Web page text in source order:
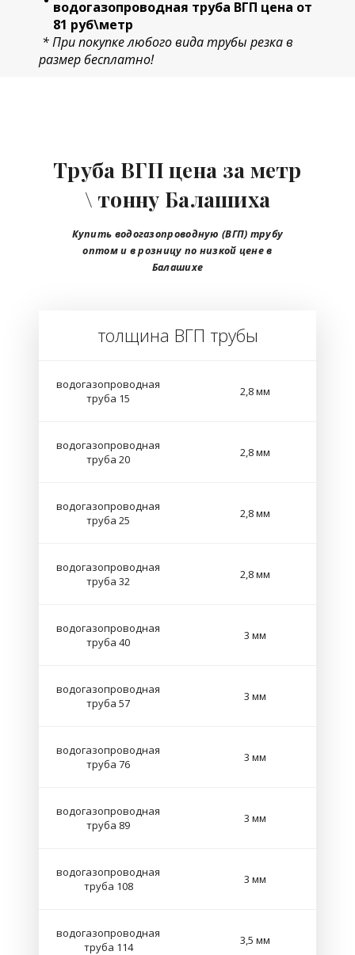
водогазопроводная труба ВГП цена от
81 руб\метр
* При покупке любого вида трубы резка в
размер бесплатно!
Труба ВГП цена за метр
\ тонну Балашиха
Купить водогазопроводную (ВГП) трубу
оптом и в розницу по низкой цене в
Балашихе
толщина ВГП трубы
водогазопроводная
труба 15
2,8 мм
водогазопроводная
труба 20
2,8 мм
водогазопроводная
труба 25
2,8 мм
водогазопроводная
труба 32
2,8 мм
водогазопроводная
труба 40
3 мм
водогазопроводная
труба 57
3 мм
водогазопроводная
труба 76
3 мм
водогазопроводная
труба 89
3 мм
водогазопроводная
труба 108
3 мм
водогазопроводная
труба 114
3,5 мм